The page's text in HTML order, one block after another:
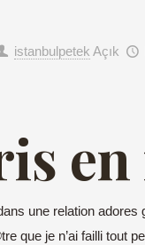
istanbulpetek Açık
une relation
que je n’ai failli tout